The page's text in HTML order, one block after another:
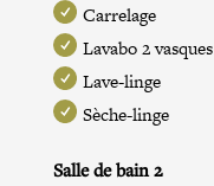
Carrelage
Lavabo 2 vasques
Lave-linge
Sèche-linge
Salle de bain 2